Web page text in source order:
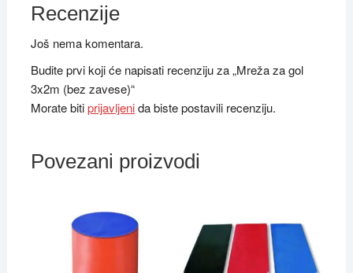
Recenzije
Još nema komentara.
Budite prvi koji će napisati recenziju za „Mreža za gol
3x2m (bez zavese)“
Morate bitiprijavljenida biste postavili recenziju.
Povezani proizvodi